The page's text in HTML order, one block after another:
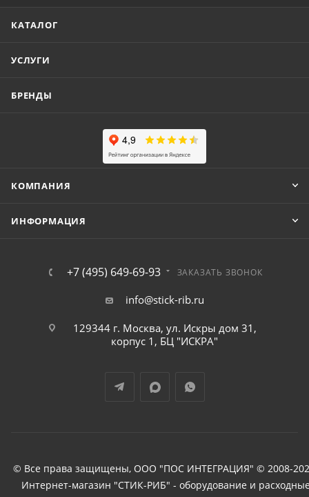
КАТАЛОГ
УСЛУГИ
БРЕНДЫ
КОМПАНИЯ
ИНФОРМАЦИЯ
+7 (495) 649-69-93 ЗАКАЗАТЬ ЗВОНОК
info@stick-rib.ru
129344 г. Москва, ул. Искры дом 31,
корпус 1, БЦ "ИСКРА"
© Все права защищены, ООО "ПОС ИНТЕГРАЦИЯ" © 2008-
Интернет-магазин "СТИК-РИБ" - оборудование и